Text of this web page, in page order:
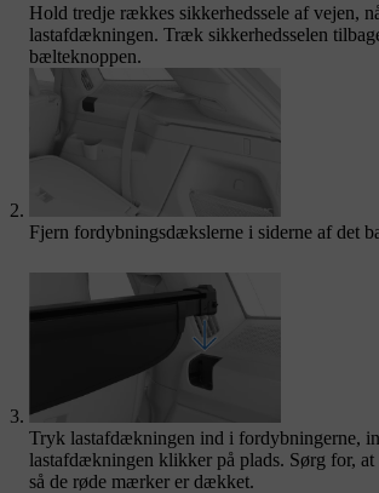
Hold tredje rækkes sikkerhedssele af vejen,
lastafdækningen. Træk sikkerhedsselen
bælteknoppen.
Fjern fordybningsdækslerne i siderne af det
Tryk lastafdækningen ind i fordybningerne,
lastafdækningen klikker på plads. Sørg for, at
så de røde mærker er dækket.